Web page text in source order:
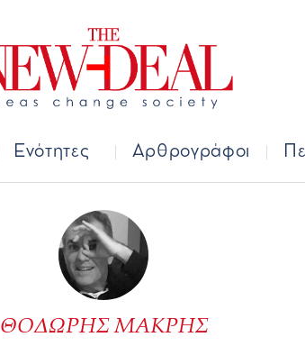
Ενότητες Αρθρογράφοι
Ενότητες Αρθρογράφοι
ΘΟΔΩΡHΣ ΜΑΚΡΗΣ